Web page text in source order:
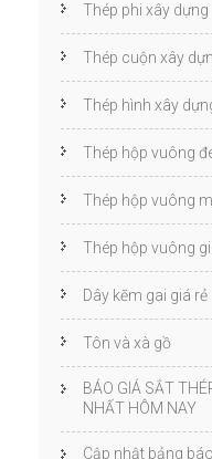
Thép phi xây dựng
Thép cuộn xây
Thép hình xây
Thép hộp vuông
Thép hộp vuông
Thép hộp vuông
Dây kẽm gai giá rẻ
Tôn và xà gồ
BÁO GIÁ SẮT
NHẤT HÔM NAY
Cập nhật bảng